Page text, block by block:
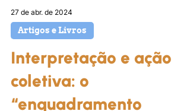
27 de abr. de 2024
Artigos e Livros
Interpretação e ação